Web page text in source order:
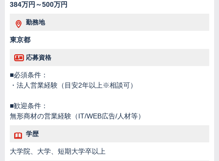
384万円～500万円
勤務地
東京都
応募資格
■必須条件：
・法人営業経験（目安2年以上※相談可）
■歓迎条件：
無形商材の営業経験（IT/WEB広告/人材等）
学歴
大学院、大学、短期大学卒以上